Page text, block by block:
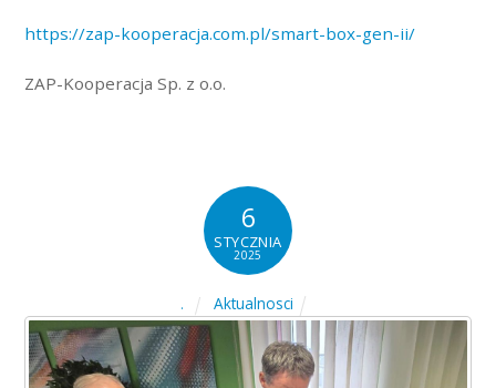
https://zap-kooperacja.com.pl/smart-box-gen-ii/
ZAP-Kooperacja Sp. z o.o.
6
STYCZNIA
2025
. Aktualnosci